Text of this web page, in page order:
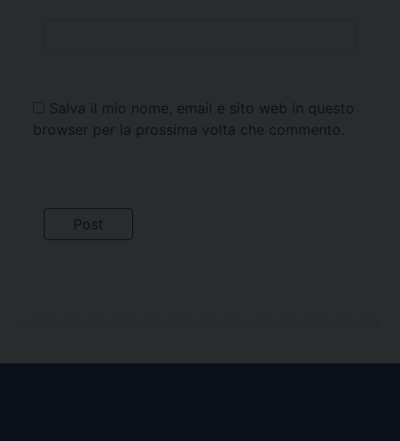
Salva il mio nome, email e sito web in questo
browser per la prossima volta che commento.